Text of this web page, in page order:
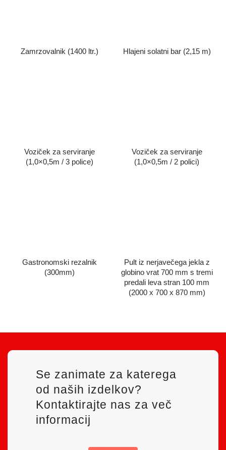
Zamrzovalnik (1400 ltr.) Hlajeni solatni bar (2,15 m)
Voziček za serviranje
(1,0×0,5m / 3 police)
Voziček za serviranje
(1,0×0,5m / 2 polici)
Gastronomski rezalnik
(300mm)
Pult iz nerjavečega jekla z
globino vrat 700 mm s tremi
predali leva stran 100 mm
(2000 x 700 x 870 mm)
Se zanimate za katerega
od naših izdelkov?
Kontaktirajte nas za več
informacij